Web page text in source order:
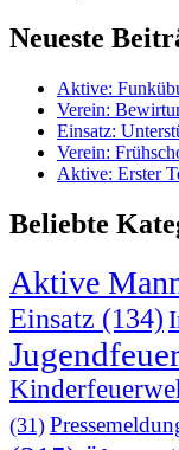
Neueste
Aktive:
Verein:
Einsatz:
Verein:
Aktive: Erster
Beliebte
Aktive
Einsatz (134)
(31)